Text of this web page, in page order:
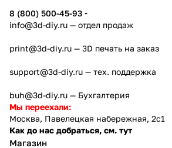
8 (800) 500-45-93
info@3d-diy.ru — отдел продаж
print@3d-diy.ru — 3D печать на заказ
support@3d-diy.ru — тех. поддержка
buh@3d-diy.ru — Бухгалтерия
Мы переехали:
Москва, Павелецкая набережная, 2с1
Как до нас добраться, см. тут
Магазин